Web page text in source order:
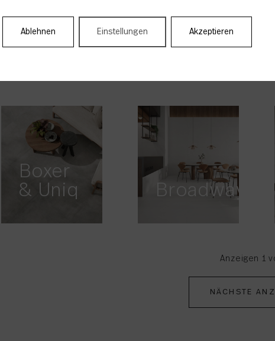
Athena Atlas
Boxer
& Uniq
Broadway
Anzeigen 1
NÄCHSTE
Akzeptieren
Ablehnen Einstellungen